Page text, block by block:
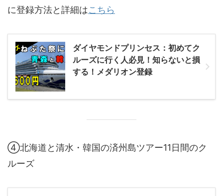
に登録方法と詳細はこちら
ダイヤモンドプリンセス：初めてク
ルーズに行く人必見！知らないと損
する！メダリオン登録
④北海道と清水・韓国の済州島ツアー11日間のク
ルーズ